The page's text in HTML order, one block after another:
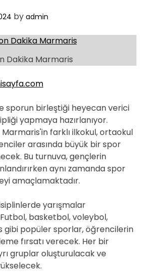
by admin
Dakika Marmaris
sporun birleştiği heyecan verici
yapmaya hazırlanıyor.
farklı ilkokul, ortaokul
arasında büyük bir spor
Bu turnuva, gençlerin
aynı zamanda spor
amaçlamaktadır.
yarışmalar
basketbol, voleybol,
gibi popüler sporlar, öğrencilerin
fırsatı verecek. Her bir
gruplar oluşturulacak ve